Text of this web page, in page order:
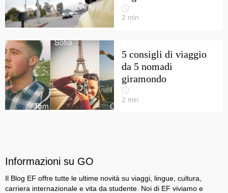
2 min
5 consigli di viaggio
da 5 nomadi
giramondo
2 min
Informazioni su GO
Il Blog EF offre tutte le ultime novità su viaggi, lingue, cultura,
carriera internazionale e vita da studente. Noi di EF viviamo e